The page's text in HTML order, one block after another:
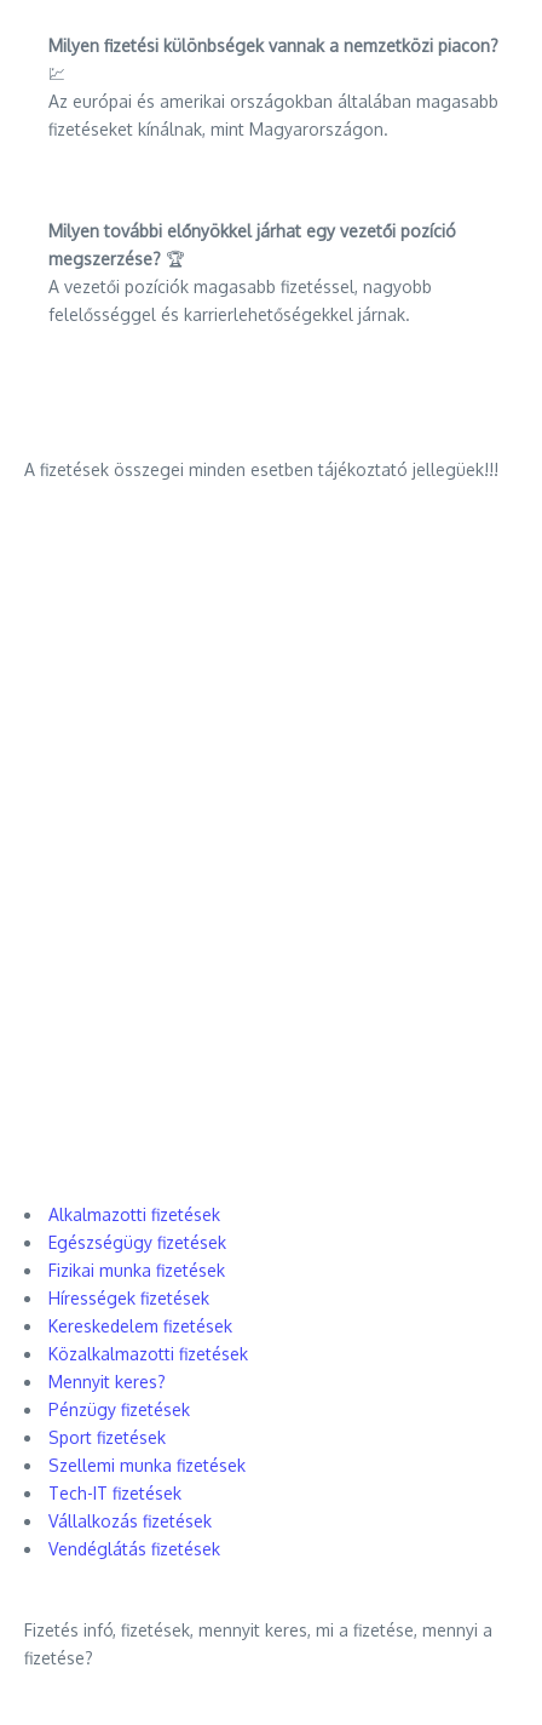
Milyen fizetési különbségek vannak a nemzetközi piacon?
💹
Az európai és amerikai országokban általában magasabb
fizetéseket kínálnak, mint Magyarországon.
Milyen további előnyökkel járhat egy vezetői pozíció
megszerzése? 🏆
A vezetői pozíciók magasabb fizetéssel, nagyobb
felelősséggel és karrierlehetőségekkel járnak.
A fizetések összegei minden esetben tájékoztató jellegüek!!!
Alkalmazotti fizetések
Egészségügy fizetések
Fizikai munka fizetések
Hírességek fizetések
Kereskedelem fizetések
Közalkalmazotti fizetések
Mennyit keres?
Pénzügy fizetések
Sport fizetések
Szellemi munka fizetések
Tech-IT fizetések
Vállalkozás fizetések
Vendéglátás fizetések
Fizetés infó, fizetések, mennyit keres, mi a fizetése, mennyi a
fizetése?